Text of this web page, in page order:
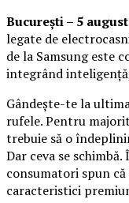
București – 5
legate de
de la Samsung este
integrând
Gândește-te la
rufele. Pentru
trebuie să o
Dar ceva se
consumatori spun
caracteristici